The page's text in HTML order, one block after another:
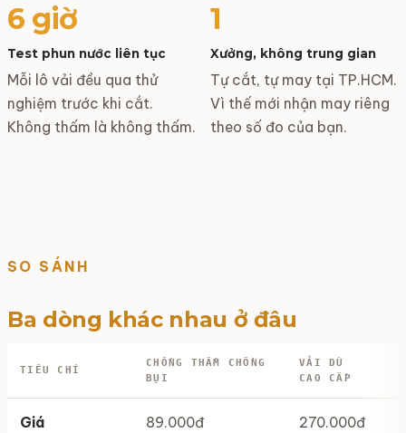
6 giờ
Test phun nước liên tục
Mỗi lô vải đều qua thử
nghiệm trước khi cắt.
Không thấm là không thấm.
1
Xưởng, không trung gian
Tự cắt, tự may tại TP.HCM.
Vì thế mới nhận may riêng
theo số đo của bạn.
SO SÁNH
Ba dòng khác nhau ở đâu
TIÊU CHÍ
CHỐNG THẤM CHỐNG
BỤI
VẢI DÙ
CAO CẤP
Giá 89.000đ 270.000đ